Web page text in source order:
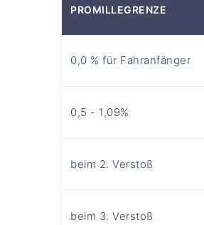
PROMILLEGRENZE
0,0 % für Fahranfänger
0,5 - 1,09%
beim 2. Verstoß
beim 3. Verstoß